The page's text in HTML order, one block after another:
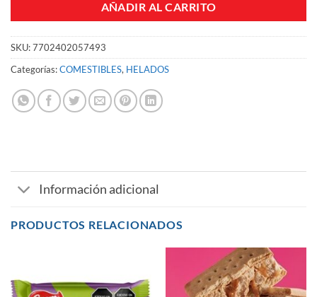
AÑADIR AL CARRITO
SKU:7702402057493
Categorías:COMESTIBLES, HELADOS
Información adicional
PRODUCTOS RELACIONADOS